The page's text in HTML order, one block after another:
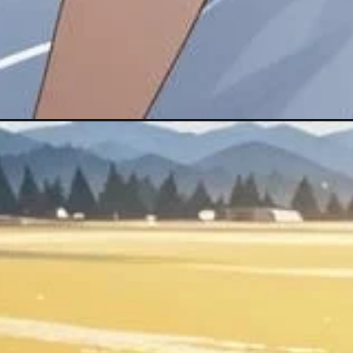
Đang mở https://goldseasonnguyentuan.com/anime-toc-